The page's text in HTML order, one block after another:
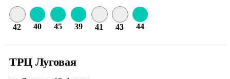
42 40 45 39 41 43 44
ТРЦ Луговая